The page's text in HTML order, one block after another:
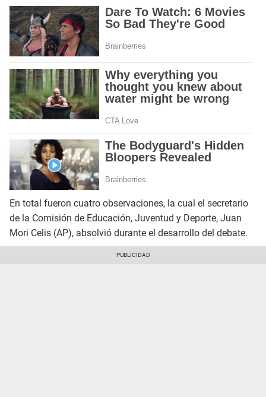
En total fueron cuatro observaciones, la cual el secretario
de la Comisión de Educación, Juventud y Deporte, Juan
Mori Celis (AP), absolvió durante el desarrollo del debate.